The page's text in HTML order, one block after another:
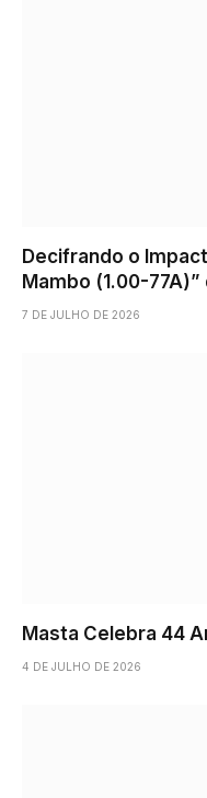
Decifrando o
Mambo (1.00-77A)”
7 DE JULHO DE 2026
Masta Celebra 44
4 DE JULHO DE 2026